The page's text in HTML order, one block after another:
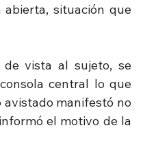
situación que
de vista al sujeto, se
central lo que
avistado manifestó no
el motivo de la